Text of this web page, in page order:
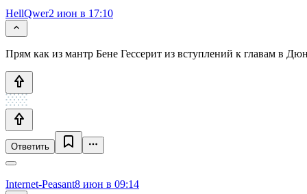
HellQwer2 июн в 17:10
Прям как из мантр Бене Гессерит из вступлений к главам в
Ответить
Internet-Peasant8 июн в 09:14